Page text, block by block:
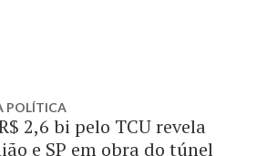
POLÍTICA
2,6 bi pelo TCU revela
e SP em obra do túnel